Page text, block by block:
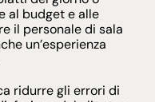
al budget e alle
il personale di sala
un’esperienza
ridurre gli errori di